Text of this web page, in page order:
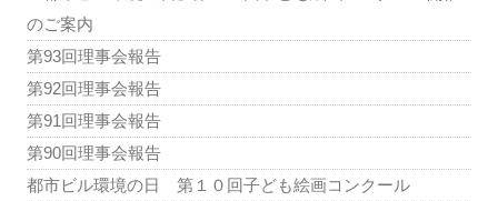
のご案内
第93回理事会報告
第92回理事会報告
第91回理事会報告
第90回理事会報告
都市ビル環境の日 第１０回子ども絵画コンクール